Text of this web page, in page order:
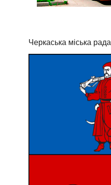
Черкаська міська рада